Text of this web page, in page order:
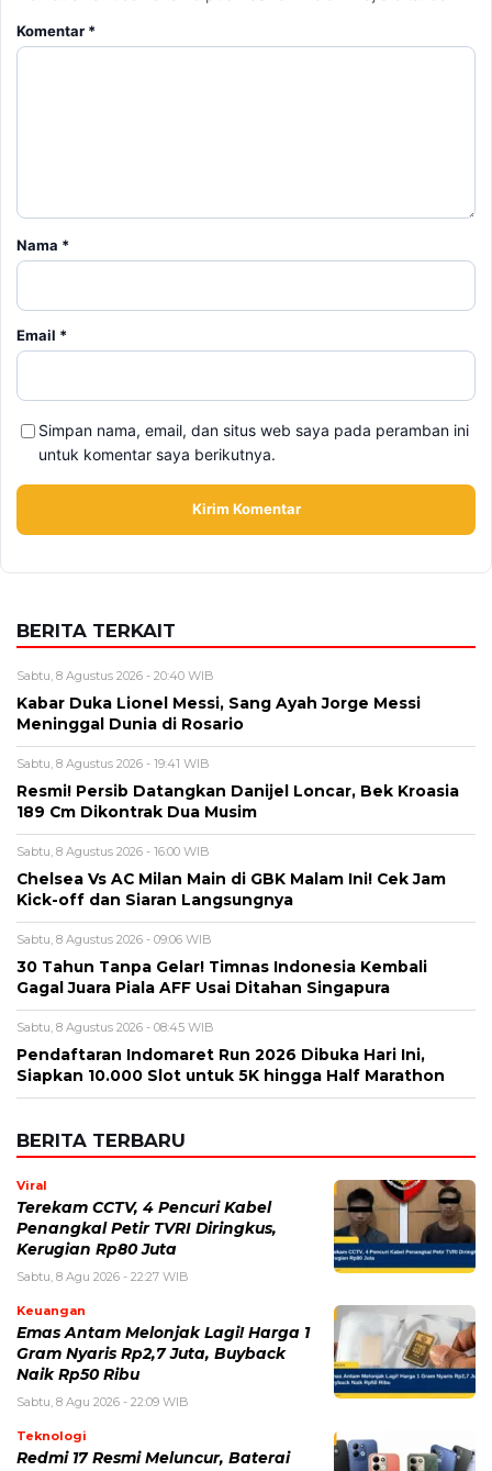
Alamat email tidak akan dipublikasikan. Kolom wajib ditandai *.
Komentar*
Nama*
Simpan nama, email, dan situs web saya pada peramban ini
untuk komentar saya berikutnya.
Sabtu, 8 Agustus 2026 - 20:40 WIB